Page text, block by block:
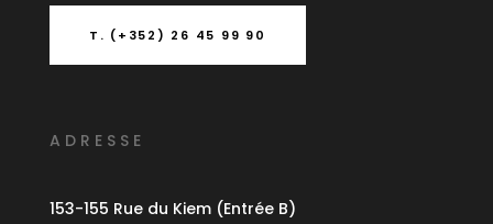
T. (+352) 26 45 99 90
ADRESSE
153-155 Rue du Kiem (Entrée B)